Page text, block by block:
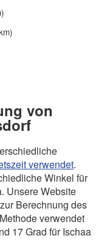
von
verwendet.
Winkel für
Unsere Website
Berechnung des
verwendet
17 Grad für Ischaa